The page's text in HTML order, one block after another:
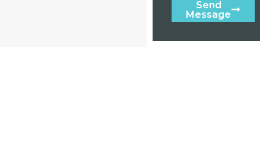
Send
Message